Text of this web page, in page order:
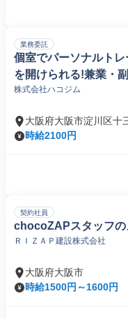
業務委託
個室でパーソナルト
を開けられる!兼業・
化
株式会社ハコジム
大阪府大阪市淀川区十
時給2100円
契約社員
chocoZAPスタッフの
ＲＩＺＡＰ建設株式会社
大阪府大阪市
時給1500円～1600円